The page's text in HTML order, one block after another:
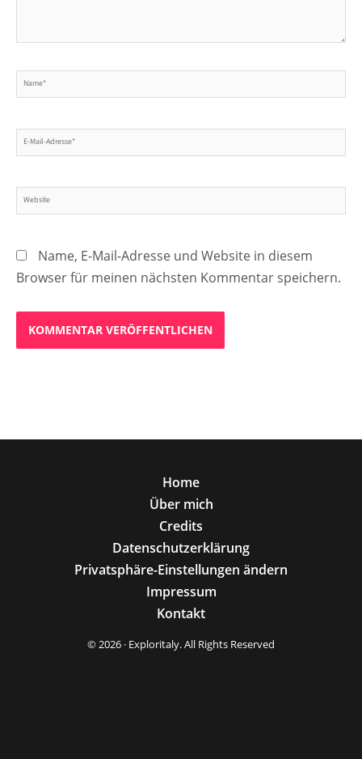
Name*
E-
Mail-
Website
Name, E-Mail-Adresse und Website in diesem
Browser für meinen nächsten Kommentar speichern.
Home
Über mich
Credits
Datenschutzerklärung
Privatsphäre-Einstellungen ändern
Impressum
Kontakt
© 2026 · Exploritaly. All Rights Reserved